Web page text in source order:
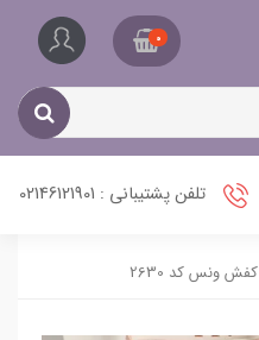
0
تلفن پشتیبانی : 02146121901
کفش ونس کد 2630